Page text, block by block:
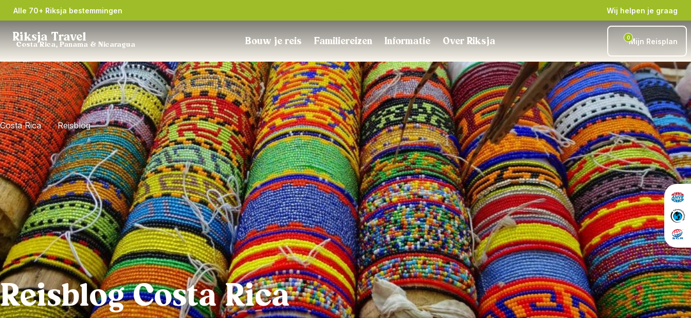
Alle 70+ Riksja bestemmingen Wij helpen je graag
Riksja Travel
Costa Rica, Panama & Nicaragua Bouw je reis Familiereizen Informatie Over Riksja 0Mijn Reisplan
Costa Rica Reisblog
Reisblog Costa Rica